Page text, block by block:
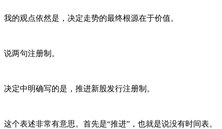
我的观点依然是，决定走势的最终根源在于价值。
说两句注册制。
决定中明确写的是，推进新股发行注册制。
这个表述非常有意思。首先是“推进”，也就是说没有时间表。